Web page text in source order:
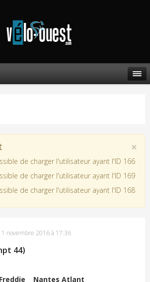
×
de charger l'utilisateur ayant l'ID 166
de charger l'utilisateur ayant l'ID 169
de charger l'utilisateur ayant l'ID 168
novembre 2016 à 17:36
44)
Nantes Atlant